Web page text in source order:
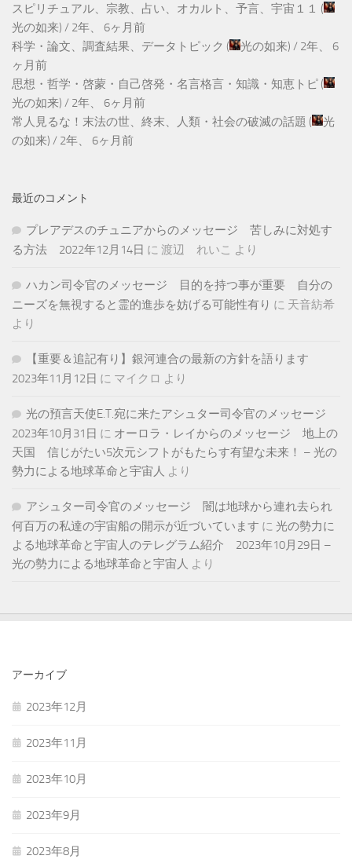
スピリチュアル、宗教、占い、オカルト、予言、宇宙１１ (
光の如来) / 2年、 6ヶ月前
科学・論文、調査結果、データトピック ( 光の如来) / 2年、 6
ヶ月前
思想・哲学・啓蒙・自己啓発・名言格言・知識・知恵トピ (
光の如来) / 2年、 6ヶ月前
常人見るな！末法の世、終末、人類・社会の破滅の話題 (
光
の如来) / 2年、 6ヶ月前
最近のコメント
プレアデスのチュニアからのメッセージ 苦しみに対処す
る方法 2022年12月14日 に 渡辺 れいこ より
ハカン司令官のメッセージ 目的を持つ事が重要 自分の
ニーズを無視すると霊的進歩を妨げる可能性有り に 天音紡希
より
【重要＆追記有り】銀河連合の最新の方針を語ります
2023年11月12日 に マイクロ より
光の預言天使E.T.宛に来たアシュター司令官のメッセージ
2023年10月31日 に オーロラ・レイからのメッセージ 地上の
天国 信じがたい5次元シフトがもたらす有望な未来！ – 光の
勢力による地球革命と宇宙人 より
アシュター司令官のメッセージ 闇は地球から連れ去られ
何百万の私達の宇宙船の開示が近づいています に 光の勢力に
よる地球革命と宇宙人のテレグラム紹介 2023年10月29日 –
光の勢力による地球革命と宇宙人 より
アーカイブ
2023年12月
2023年11月
2023年10月
2023年9月
2023年8月